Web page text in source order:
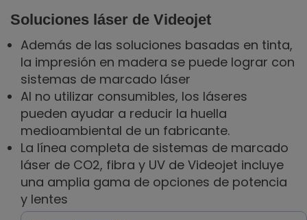
Soluciones láser de Videojet
Además de las soluciones basadas en tinta,
la impresión en madera se puede lograr con
sistemas de marcado láser
Al no utilizar consumibles, los láseres
pueden ayudar a reducir la huella
medioambiental de un fabricante.
La línea completa de sistemas de marcado
láser de CO2, fibra y UV de Videojet incluye
una amplia gama de opciones de potencia
y lentes